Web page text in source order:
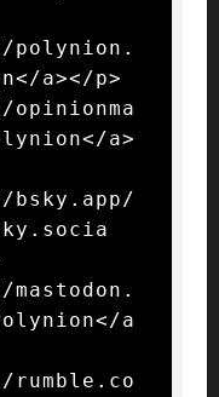
polynion.
a></p>
a>
bsky.app/
a